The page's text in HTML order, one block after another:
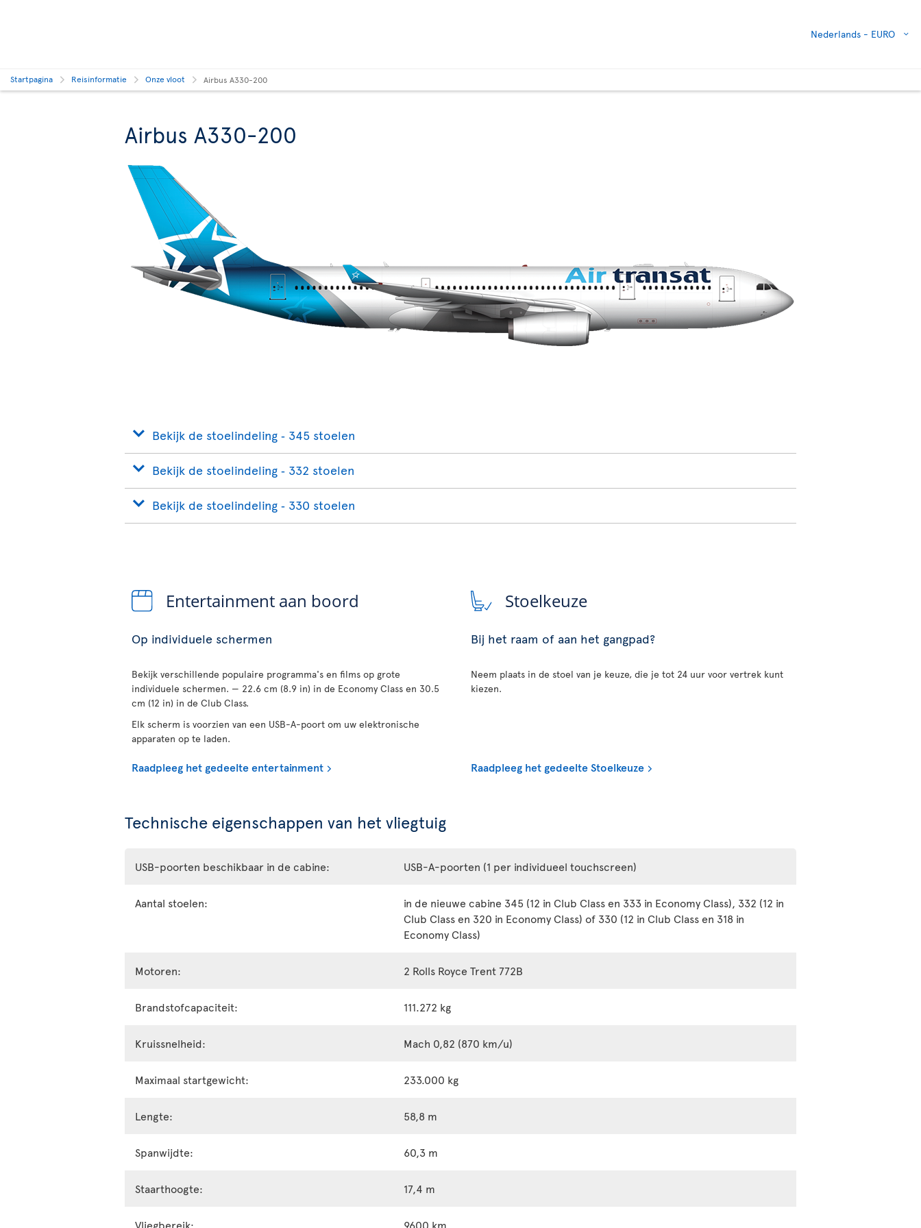
Nederlands - EURO
Startpagina Reisinformatie Onze vloot Airbus A330-200
Airbus A330-200
Bekijk de stoelindeling ‐ 345 stoelen
Bekijk de stoelindeling ‐ 332 stoelen
Bekijk de stoelindeling ‐ 330 stoelen
Entertainment aan boord
Op individuele schermen
Bekijk verschillende populaire programma's en films op grote
individuele schermen. — 22.6 cm (8.9 in) in de Economy Class en 30.5
cm (12 in) in de Club Class.
Elk scherm is voorzien van een USB-A-poort om uw elektronische
apparaten op te laden.
Raadpleeg het gedeelte entertainment
Stoelkeuze
Bij het raam of aan het gangpad?
Neem plaats in de stoel van je keuze, die je tot 24 uur voor vertrek kunt
kiezen.
Raadpleeg het gedeelte Stoelkeuze
Technische eigenschappen van het vliegtuig
USB-poorten beschikbaar in de cabine: USB-A-poorten (1 per individueel touchscreen)
Aantal stoelen:
in de nieuwe cabine 345 (12 in Club Class en 333 in Economy Class), 332 (12 in
Club Class en 320 in Economy Class) of 330 (12 in Club Class en 318 in
Economy Class)
Motoren: 2 Rolls Royce Trent 772B
Brandstofcapaciteit: 111.272 kg
Kruissnelheid: Mach 0,82 (870 km/u)
Maximaal startgewicht: 233.000 kg
Lengte: 58,8 m
Spanwijdte: 60,3 m
Staarthoogte: 17,4 m
Vliegbereik: 9600 km